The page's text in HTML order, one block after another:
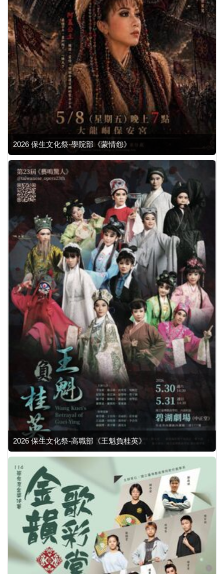
2026 保生文化祭-學院部《蒙情怨》
2026 保生文化祭-高職部《王魁負桂英》